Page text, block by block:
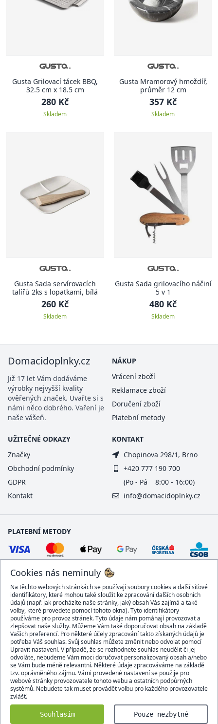
Gusta Grilovací tácek BBQ,
32.5 cm x 18.5 cm
280 Kč
Skladem
Gusta Mramorový hmoždíř,
průměr 12 cm
357 Kč
Skladem
Gusta Sada servírovacích
talířů 2ks s lopatkami, bílá
260 Kč
Skladem
Gusta Sada grilovacího náčiní
5 v 1
480 Kč
Skladem
Cookies nás neminuly
Na těchto webových stránkách se používají soubory cookies a další síťové
identifikátory, které mohou také sloužit ke zpracování dalších osobních
údajů (např. jak procházíte naše stránky, jaký obsah Vás zajímá a také
volby, které provedete pomocí tohoto okna). Tyto identifikátory
používáme pro provoz stránek. Tyto údaje nám pomáhají provozovat a
zlepšovat naše služby. Můžeme Vám také doporučovat obsah na základě
Vašich preferencí. Pro některé účely zpracování takto získaných údajů je
potřeba Váš souhlas. Svůj souhlas můžete změnit nebo odvolat pomocí
Upravit nastavení. V případě, že se rozhodnete souhlas neudělit či jej
odvoláte, nebudeme Vám moci doručovat personalizovaný obsah a/nebo
se Vám bude méně relevantní. Některé údaje zpracováváme na základě
tzv. oprávněného zájmu. Vámi provedené nastavení se použije pro
webové stránky provozovatele tohoto webu a ostatních podpůrných
systémů. Nebudete tak muset provádět volbu pro každého provozovatele
zvlášť.
Souhlasím Pouze nezbytné
Domacidoplnky.cz
Již 17 let Vám dodáváme
výrobky nejvyšší kvality
ověřených značek. Uvařte si s
námi něco dobrého. Vaření je
naše vášeň.
NÁKUP
Vrácení zboží
Reklamace zboží
Doručení zboží
Platební metody
UŽITEČNÉ ODKAZY
Značky
Obchodní podmínky
GDPR
Kontakt
KONTAKT
Chopinova 298/1, Brno
+420 777 190 700
(Po - Pá 8:00 - 16:00)
info@domacidoplnky.cz
PLATEBNÍ METODY
DOPRAVCI
BEZPEČNÝ OBCHOD
Domacidoplnky.cz © 2007 - 2026
Všechna práva vyhrazena.